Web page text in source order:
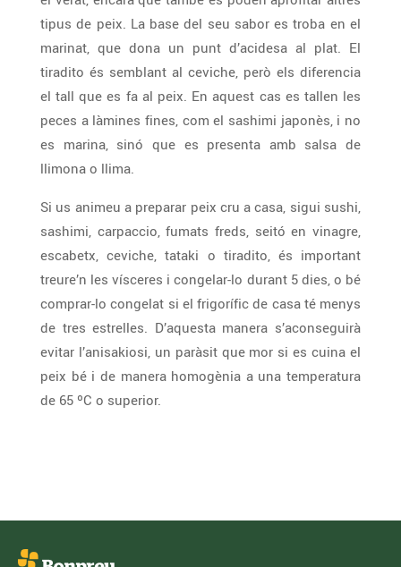
tipus de peix. La base del seu sabor es troba en el
marinat, que dona un punt d’acidesa al plat. El
tiradito és semblant al ceviche, però els diferencia
el tall que es fa al peix. En aquest cas es tallen les
peces a làmines fines, com el sashimi japonès, i no
es marina, sinó que es presenta amb salsa de
llimona o llima.
Si us animeu a preparar peix cru a casa, sigui sushi,
sashimi, carpaccio, fumats freds, seitó en vinagre,
escabetx, ceviche, tataki o tiradito, és important
treure’n les vísceres i congelar-lo durant 5 dies, o bé
comprar-lo congelat si el frigorífic de casa té menys
de tres estrelles. D’aquesta manera s’aconseguirà
evitar l’anisakiosi, un paràsit que mor si es cuina el
peix bé i de manera homogènia a una temperatura
de 65 ºC o superior.